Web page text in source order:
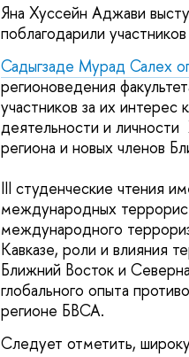
Яна Хуссейн Аджави
поблагодарили
Садыгзаде Мурад Салех
регионоведения
участников за их
деятельности и
региона и новых членов
III студенческие чтения
международных
международного
Кавказе, роли и влияния
Ближний Восток и
глобального опыта
регионе БВСА.
Следует отметить,